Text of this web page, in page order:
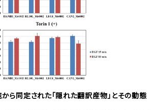
から同定された「隠れた翻訳産物」とその動態